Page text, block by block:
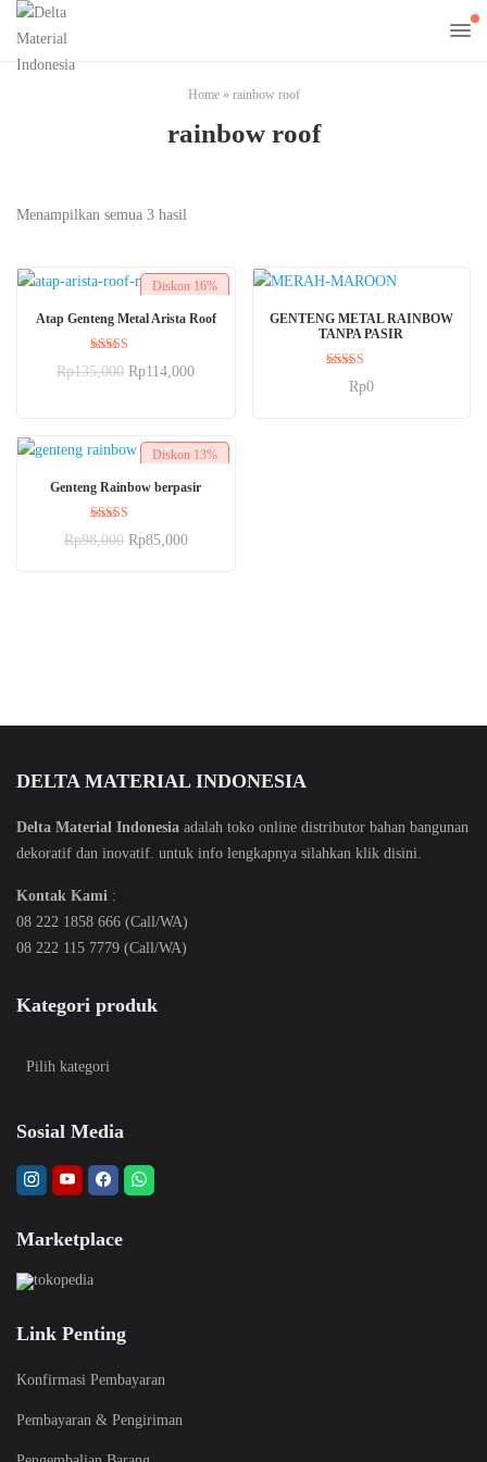
Home» rainbow roof
rainbow roof
Menampilkan semua 3 hasil
Diskon 16%
Atap Genteng Metal Arista Roof
Dinilai
5.00
Rp135,000 Rp114,000
GENTENG METAL RAINBOW
TANPA PASIR
Dinilai
5.00
Rp0
Diskon 13%
Genteng Rainbow berpasir
Dinilai
5.00
Rp98,000 Rp85,000
DELTA MATERIAL INDONESIA
Delta Material Indonesia adalah toko online distributor bahan bangunan
dekoratif dan inovatif. untuk info lengkapnya silahkan klik disini.
Kontak Kami :
08 222 1858 666 (Call/WA)
08 222 115 7779 (Call/WA)
Kategori produk
Sosial Media
Marketplace
Link Penting
Konfirmasi Pembayaran
Pembayaran & Pengiriman